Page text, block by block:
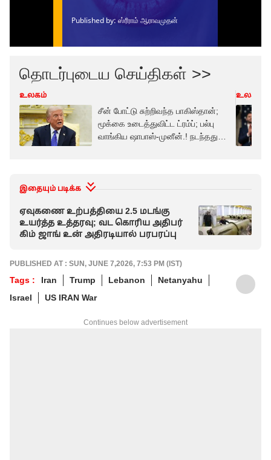
தொடர்புடைய செய்திகள் >>
உலகம்
சீன் போட்டு சுற்றிவந்த பாகிஸ்தான்;
மூக்கை உடைத்துவிட்ட ட்ரம்ப்; பல்பு
வாங்கிய ஷாபாஸ்-முனீன்.! நடந்தது
உலகம்
இதையும் படிக்க
ஏவுகணை உற்பத்தியை 2.5 மடங்கு
உயர்த்த உத்தரவு; வட கொரிய அதிபர்
கிம் ஜாங் உன் அதிரடியால் பரபரப்பு
PUBLISHED AT : SUN, JUNE 7,2026, 7:53 PM (IST)
Tags : Iran Trump Lebanon
Netanyahu
Israel
US IRAN War
Continues below advertisement